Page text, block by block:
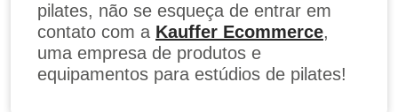
pilates, não se esqueça de entrar em
contato com a Kauffer Ecommerce,
uma empresa de produtos e
equipamentos para estúdios de pilates!